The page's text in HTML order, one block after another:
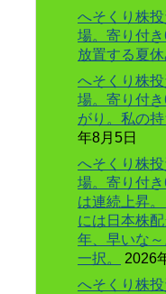
へそくり株
場。寄り付
放置する夏
へそくり株
場。寄り付
がり。私の持
年8月5日
へそくり株
場。寄り付
は連続上昇
には日本株
年、早いな
一択。
2026
へそくり株